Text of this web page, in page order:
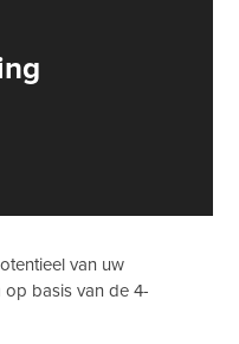
van uw
op basis van de 4-